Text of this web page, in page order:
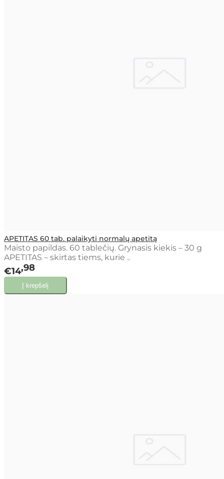
APETITAS 60 tab. palaikyti normalų apetitą
Maisto papildas. 60 tablečių. Grynasis kiekis – 30 g
APETITAS – skirtas tiems, kurie ..
€14 98